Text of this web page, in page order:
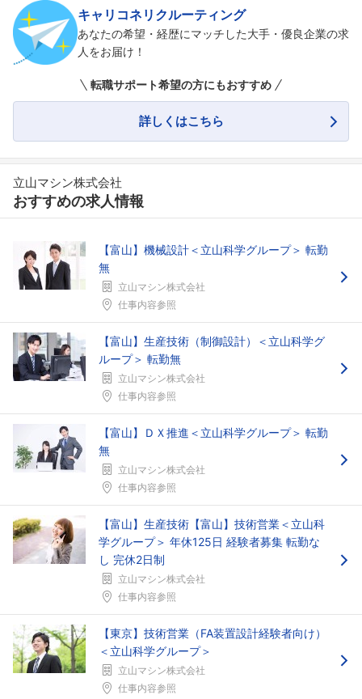
フォローしました
こちらの企業もフォローしませんか？
キャリコネリクルーティング
あなたの希望・経歴にマッチした大手・優良企業の求
人をお届け！
転職サポート希望の方にもおすすめ
詳しくはこちら
立山マシン株式会社
おすすめの求人情報
【富山】機械設計＜立山科学グループ＞ 転勤
無
立山マシン株式会社
仕事内容参照
【富山】生産技術（制御設計）＜立山科学グ
ループ＞ 転勤無
立山マシン株式会社
仕事内容参照
【富山】ＤＸ推進＜立山科学グループ＞ 転勤
無
立山マシン株式会社
仕事内容参照
【富山】生産技術【富山】技術営業＜立山科
学グループ＞ 年休125日 経験者募集 転勤な
し 完休2日制
立山マシン株式会社
仕事内容参照
【東京】技術営業（FA装置設計経験者向け）
＜立山科学グループ＞
立山マシン株式会社
仕事内容参照